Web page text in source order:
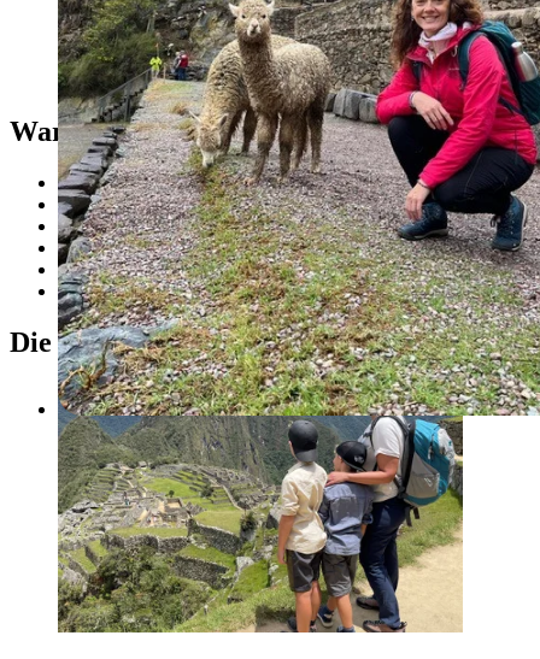
Warum ist Peru für Familien geeignet
Machu Picchu, eines der Neuen Sieben Weltwunder
Abwechslungsreiche Naturerlebnisse & Tierbeobachtungen
Altersgerechte Aktivitäten für Teens
Spannende Kultureindrücke & Begegnungen
Verlängerung im Amazonas-Regenwald möglich
Ideales Reiseziel für die Sommerferien
Die Highlights bei Peru Familienreisen